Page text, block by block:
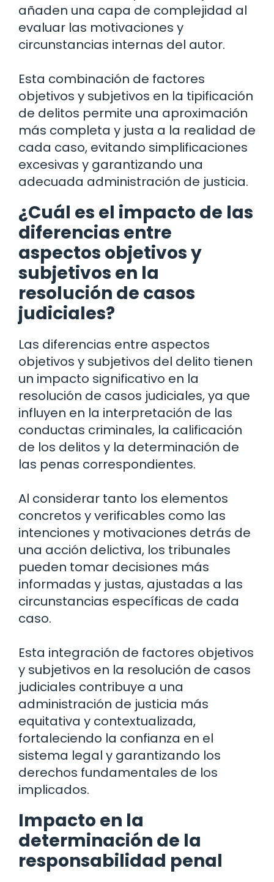
añaden una capa de complejidad al
evaluar las motivaciones y
circunstancias internas del autor.
Esta combinación de factores
objetivos y subjetivos en la tipificación
de delitos permite una aproximación
más completa y justa a la realidad de
cada caso, evitando simplificaciones
excesivas y garantizando una
adecuada administración de justicia.
¿Cuál es el impacto de las
diferencias entre
aspectos objetivos y
subjetivos en la
resolución de casos
judiciales?
Las diferencias entre aspectos
objetivos y subjetivos del delito tienen
un impacto significativo en la
resolución de casos judiciales, ya que
influyen en la interpretación de las
conductas criminales, la calificación
de los delitos y la determinación de
las penas correspondientes.
Al considerar tanto los elementos
concretos y verificables como las
intenciones y motivaciones detrás de
una acción delictiva, los tribunales
pueden tomar decisiones más
informadas y justas, ajustadas a las
circunstancias específicas de cada
caso.
Esta integración de factores objetivos
y subjetivos en la resolución de casos
judiciales contribuye a una
administración de justicia más
equitativa y contextualizada,
fortaleciendo la confianza en el
sistema legal y garantizando los
derechos fundamentales de los
implicados.
Impacto en la
determinación de la
responsabilidad penal